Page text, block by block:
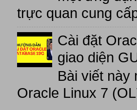
trực quan cung
Cài đặt
giao diện
Bài viết này
Oracle Linux 7